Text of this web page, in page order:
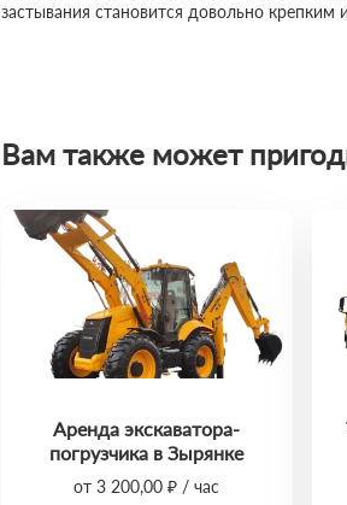
застывания становится довольно
Вам также может
Аренда экскаватора-
погрузчика в Зырянке
от 3 200,00 ₽ / час